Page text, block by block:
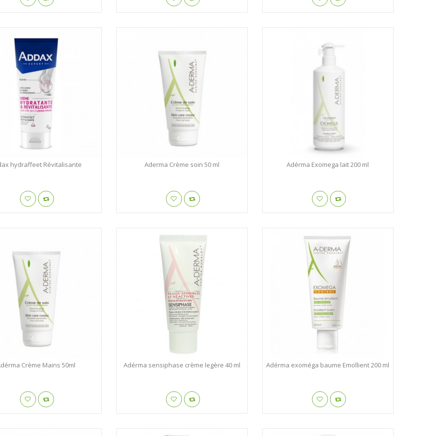
hydraffeet Révitalisante Aderma Crème soin 50 ml Adérma Exomega lait 200 ml
Crème Mains 50ml Adérma sensiphase crème legère 40 ml Adérma exoméga baume Emollient 200 ml